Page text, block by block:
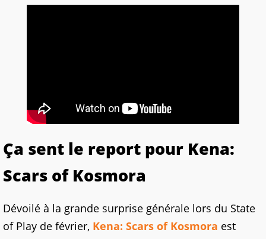
Ça sent le report pour Kena:
Scars of Kosmora
Dévoilé à la grande surprise générale lors du State
of Play de février, Kena: Scars of Kosmora est